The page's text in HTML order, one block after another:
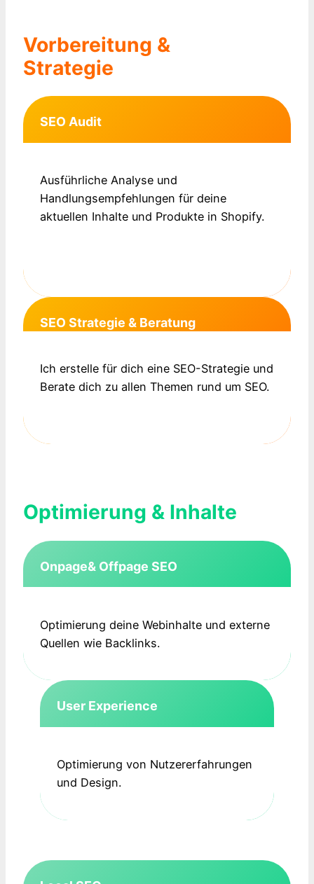
Vorbereitung &
Strategie
SEO Audit
Ausführliche Analyse und
Handlungsempfehlungen für deine
aktuellen Inhalte und Produkte in Shopify.
SEO Strategie & Beratung
Ich erstelle für dich eine SEO-Strategie und
Berate dich zu allen Themen rund um SEO.
Optimierung & Inhalte
Onpage& Offpage SEO
Optimierung deine Webinhalte und externe
Quellen wie Backlinks.
User Experience
Optimierung von Nutzererfahrungen
und Design.